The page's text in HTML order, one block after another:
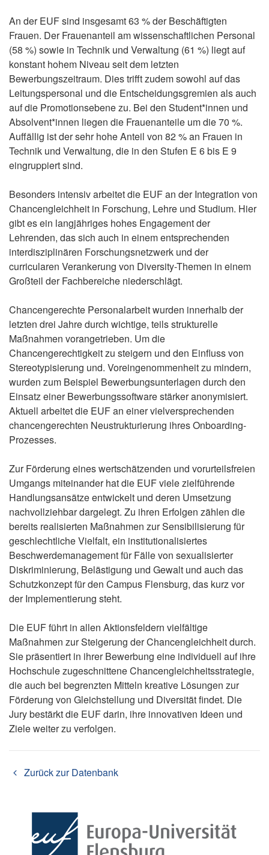
An der EUF sind insgesamt 63 % der Beschäftigten
Frauen. Der Frauenanteil am wissenschaftlichen Personal
(58 %) sowie in Technik und Verwaltung (61 %) liegt auf
konstant hohem Niveau seit dem letzten
Bewerbungszeitraum. Dies trifft zudem sowohl auf das
Leitungspersonal und die Entscheidungsgremien als auch
auf die Promotionsebene zu. Bei den Student*innen und
Absolvent*innen liegen die Frauenanteile um die 70 %.
Auffällig ist der sehr hohe Anteil von 82 % an Frauen in
Technik und Verwaltung, die in den Stufen E 6 bis E 9
eingruppiert sind.
Besonders intensiv arbeitet die EUF an der Integration von
Chancengleichheit in Forschung, Lehre und Studium. Hier
gibt es ein langjähriges hohes Engagement der
Lehrenden, das sich auch in einem entsprechenden
interdisziplinären Forschungsnetzwerk und der
curricularen Verankerung von Diversity-Themen in einem
Großteil der Fachbereiche niederschlägt.
Chancengerechte Personalarbeit wurden innerhalb der
letzten drei Jahre durch wichtige, teils strukturelle
Maßnahmen vorangetrieben. Um die
Chancengerechtigkeit zu steigern und den Einfluss von
Stereotypisierung und. Voreingenommenheit zu mindern,
wurden zum Beispiel Bewerbungsunterlagen durch den
Einsatz einer Bewerbungssoftware stärker anonymisiert.
Aktuell arbeitet die EUF an einer vielversprechenden
chancengerechten Neustrukturierung ihres Onboarding-
Prozesses.
Zur Förderung eines wertschätzenden und vorurteilsfreien
Umgangs miteinander hat die EUF viele zielführende
Handlungsansätze entwickelt und deren Umsetzung
nachvollziehbar dargelegt. Zu ihren Erfolgen zählen die
bereits realisierten Maßnahmen zur Sensibilisierung für
geschlechtliche Vielfalt, ein institutionalisiertes
Beschwerdemanagement für Fälle von sexualisierter
Diskriminierung, Belästigung und Gewalt und auch das
Schutzkonzept für den Campus Flensburg, das kurz vor
der Implementierung steht.
Die EUF führt in allen Aktionsfeldern vielfältige
Maßnahmen zur Steigerung der Chancengleichheit durch.
Sie präsentiert in ihrer Bewerbung eine individuell auf ihre
Hochschule zugeschnittene Chancengleichheitsstrategie,
die auch bei begrenzten Mitteln kreative Lösungen zur
Förderung von Gleichstellung und Diversität findet. Die
Jury bestärkt die EUF darin, ihre innovativen Ideen und
Ziele weiter zu verfolgen.
Zurück zur Datenbank